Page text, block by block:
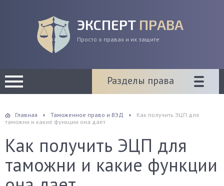
ЭКСПЕРТ ПРАВА
Просто о правах и их защите
Разделы права
Главная Таможенное право и ВЭД
Как получить ЭЦП для
таможни и какие функции она дает
Как получить ЭЦП для
таможни и какие функции